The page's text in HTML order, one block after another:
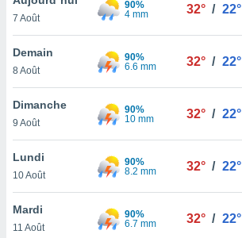
et
»,
au
vous
qu'ils
ou
le
7 Août
90%
4 mm
32° / 22°
Demain
8 Août
90%
6.6 mm
32° / 22°
Dimanche
9 Août
90%
10 mm
32° / 22°
Lundi
10 Août
90%
8.2 mm
32° / 22°
Mardi
11 Août
90%
6.7 mm
32° / 22°